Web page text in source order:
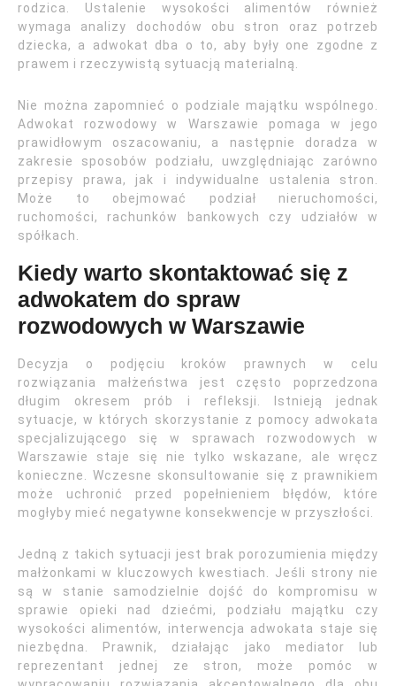
rodzica. Ustalenie wysokości alimentów również
wymaga analizy dochodów obu stron oraz potrzeb
dziecka, a adwokat dba o to, aby były one zgodne z
prawem i rzeczywistą sytuacją materialną.
Nie można zapomnieć o podziale majątku wspólnego.
Adwokat rozwodowy w Warszawie pomaga w jego
prawidłowym oszacowaniu, a następnie doradza w
zakresie sposobów podziału, uwzględniając zarówno
przepisy prawa, jak i indywidualne ustalenia stron.
Może to obejmować podział nieruchomości,
ruchomości, rachunków bankowych czy udziałów w
spółkach.
Kiedy warto skontaktować się z
adwokatem do spraw
rozwodowych w Warszawie
Decyzja o podjęciu kroków prawnych w celu
rozwiązania małżeństwa jest często poprzedzona
długim okresem prób i refleksji. Istnieją jednak
sytuacje, w których skorzystanie z pomocy adwokata
specjalizującego się w sprawach rozwodowych w
Warszawie staje się nie tylko wskazane, ale wręcz
konieczne. Wczesne skonsultowanie się z prawnikiem
może uchronić przed popełnieniem błędów, które
mogłyby mieć negatywne konsekwencje w przyszłości.
Jedną z takich sytuacji jest brak porozumienia między
małżonkami w kluczowych kwestiach. Jeśli strony nie
są w stanie samodzielnie dojść do kompromisu w
sprawie opieki nad dziećmi, podziału majątku czy
wysokości alimentów, interwencja adwokata staje się
niezbędna. Prawnik, działając jako mediator lub
reprezentant jednej ze stron, może pomóc w